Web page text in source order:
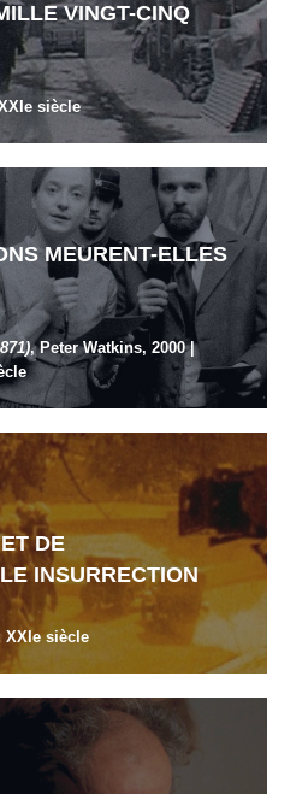
VINGT-CINQ
siècle
MEURENT-ELLES
, Peter Watkins, 2000 |
DE
INSURRECTION
XXIe siècle